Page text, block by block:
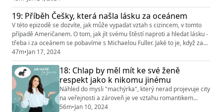
prožívala rozvod a jaká je její zkušenost s mladšími muži. Janina vypráví
svůj příběh o seznámení s nynějším manželem, který vám ...
19: Příběh Češky, která našla lásku za oceánem
V této epizodě se dozvíte, jak může vypadat vztah s cizincem, v tomto
případě Američanem. O tom, jak jít svému štěstí naproti a hledat lásku -
třeba i za oceánem se pobavíme s Michaelou Fuller. Jaké to je, když za
Vámi potenciální partner přiletí na první rande až z USA? Jak udržet
vztah na dálku? Proč Američan začal hledat ženu v Čechách a jak na
fungující vztah i přes jazykovou a kulturní bar...
47m•Jan 17, 2024
18: Chlap by měl mít ke své ženě
respekt jako k nikomu jinému
Náhled do mysli "machýrka", který nerad projevuje city
na veřejnosti a zároveň je ve vztahu romantikem...
56m•Jan 10, 2024